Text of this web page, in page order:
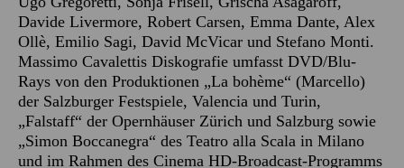
Davide Livermore, Robert Carsen, Emma Dante, Alex
Ollè, Emilio Sagi, David McVicar und Stefano Monti.
Massimo Cavalettis Diskografie umfasst DVD/Blu-
Rays von den Produktionen „La bohème“ (Marcello)
der Salzburger Festspiele, Valencia und Turin,
„Falstaff“ der Opernhäuser Zürich und Salzburg sowie
„Simon Boccanegra“ des Teatro alla Scala in Milano
und im Rahmen des Cinema HD-Broadcast-Programms